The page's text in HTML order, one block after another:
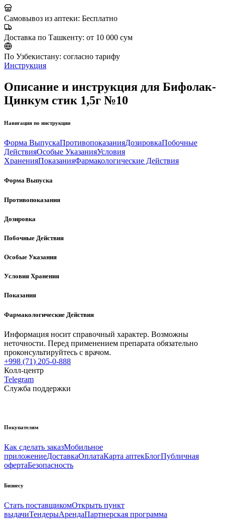
Самовывоз из аптеки: Бесплатно
Доставка по Ташкенту: от 10 000 сум
По Узбекистану: согласно тарифу
Инструкция
Описание и инструкция для Бифолак-
Цинкум стик 1,5г №10
Навигация по инструкции
Форма ВыпускаПротивопоказанияДозировкаПобочные
ДействияОсобые УказанияУсловия
ХраненияПоказанияФармакологические Действия
Форма Выпуска
Противопоказания
Дозировка
Побочные Действия
Особые Указания
Условия Хранения
Показания
Фармакологические Действия
Информация носит справочный характер. Возможны
неточности. Перед применением препарата обязательно
проконсультируйтесь с врачом.
+998 (71) 205-0-888
Колл-центр
Telegram
Служба поддержки
Покупателям
Как сделать заказМобильное
приложениеДоставкаОплатаКарта аптекБлогПубличная
офертаБезопасность
Бизнесу
Стать поставщикомОткрыть пункт
выдачиТендерыАрендаПартнерская программа